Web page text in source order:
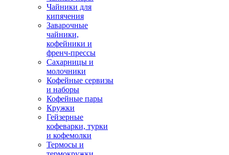
Чайники для
кипячения
Заварочные
чайники,
кофейники и
френч-прессы
Сахарницы и
молочники
Кофейные сервизы
и наборы
Кофейные пары
Кружки
Гейзерные
кофеварки, турки
и кофемолки
Термосы и